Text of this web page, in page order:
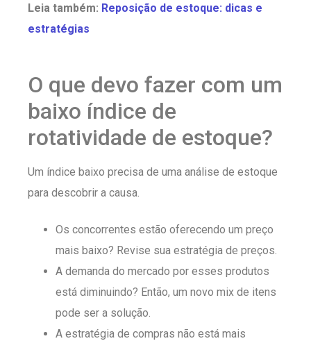
Leia também: Reposição de estoque: dicas e
estratégias
O que devo fazer com um
baixo índice de
rotatividade de estoque?
Um índice baixo precisa de uma análise de estoque
para descobrir a causa.
Os concorrentes estão oferecendo um preço
mais baixo? Revise sua estratégia de preços.
A demanda do mercado por esses produtos
está diminuindo? Então, um novo mix de itens
pode ser a solução.
A estratégia de compras não está mais